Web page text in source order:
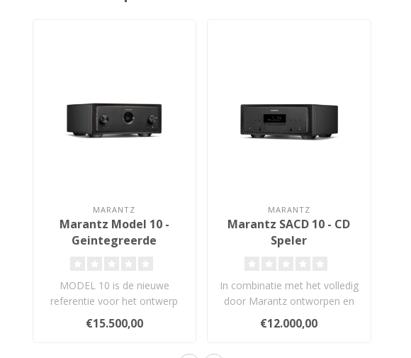
MARANTZ
Marantz Model 10 -
Geintegreerde
MODEL 10 is de nieuwe
referentie voor het ontwerp
van versterkers. Met zijn nieu..
€15.500,00
MARANTZ
Marantz SACD 10 - CD
Speler
In combinatie met het volledig
door Marantz ontworpen en
gebouwde SACDM-3 schijf..
€12.000,00